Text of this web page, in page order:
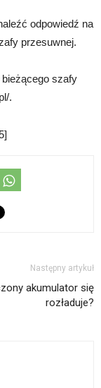
odpowiedź na
przesuwnej.
bieżącego szafy
.
Następny artykuł
akumulator się
rozładuje?